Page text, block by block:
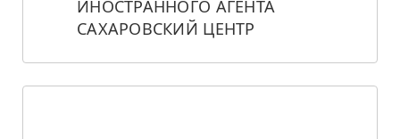
ИНОСТРАННОГО АГЕНТА
САХАРОВСКИЙ ЦЕНТР